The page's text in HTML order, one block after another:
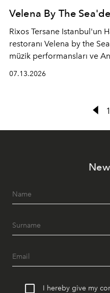
Velena By The
Rixos Tersane Istanbul'un
restoranı Velena by the Sea
müzik performansları ve
07.13.2026
1
I hereby give my